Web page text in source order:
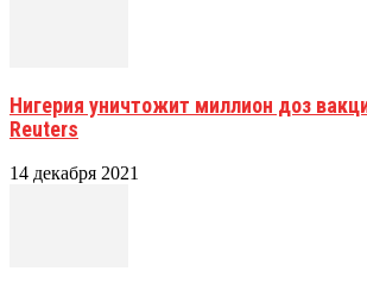
Нигерия уничтожит миллион доз
Reuters
14 декабря 2021